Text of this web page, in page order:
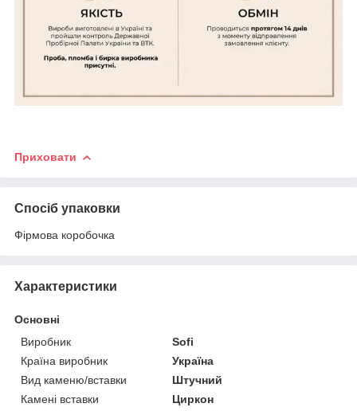
Приховати
Спосіб упаковки
Фірмова коробочка
Характеристики
Основні
Виробник
Sofi
Країна виробник
Україна
Вид каменю/вставки
Штучний
Камені вставки
Циркон